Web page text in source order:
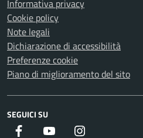
Informativa privacy
Cookie policy
Note legali
Dichiarazione di accessibilità
Preferenze cookie
Piano di miglioramento del sito
SEGUICI SU
Facebook Youtube